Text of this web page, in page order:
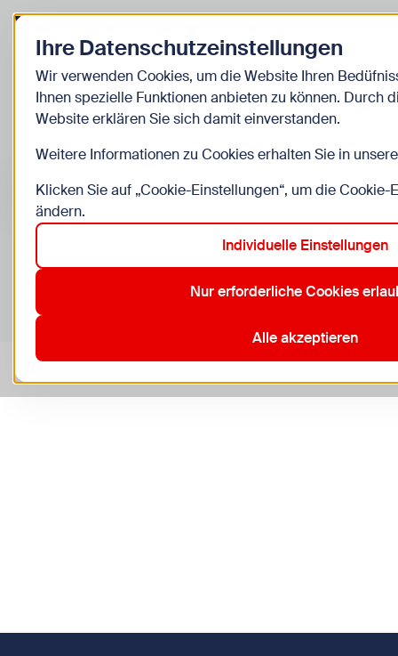
Zurück zur Startseite
Kinder
Veranstaltungen in Wien im Bereich “Kinder”
Aktive Filter:
10. Favoriten
Ihre Datenschutzeinstellungen
Wir verwenden Cookies, um die Website Ihren
Ihnen spezielle Funktionen anbieten zu können. Durch
Website erklären Sie sich damit einverstanden.
Weitere Informationen zu Cookies erhalten Sie in
Klicken Sie auf „Cookie-Einstellungen“, um die
ändern.
Individuelle Einstellungen
Nur erforderliche Cookies
Alle akzeptieren